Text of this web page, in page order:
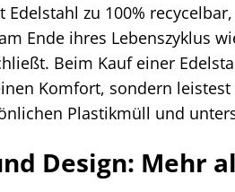
zu 100%
Ende ihres Lebenszyklus
Beim Kauf einer
Komfort, sondern
Plastikmüll und
Design: Mehr